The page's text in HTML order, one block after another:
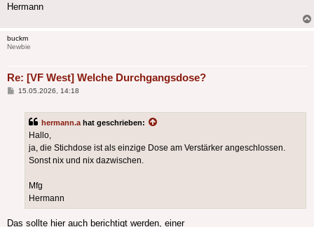
Hermann
buckm
Newbie
Re: [VF West] Welche Durchgangsdose?
Beitrag
15.05.2026, 14:18
hermann.a hat geschrieben:
Hallo,
ja, die Stichdose ist als einzige Dose am Verstärker angeschlossen.
Sonst nix und nix dazwischen.
Mfg
Hermann
Das sollte hier auch berichtigt werden, einer